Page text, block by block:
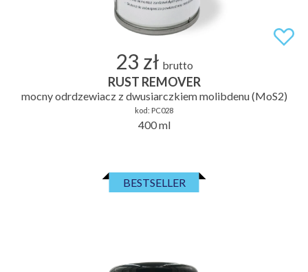
23 zł brutto
RUST REMOVER
mocny odrdzewiacz z dwusiarczkiem molibdenu (MoS2)
kod: PC028
400 ml
BESTSELLER